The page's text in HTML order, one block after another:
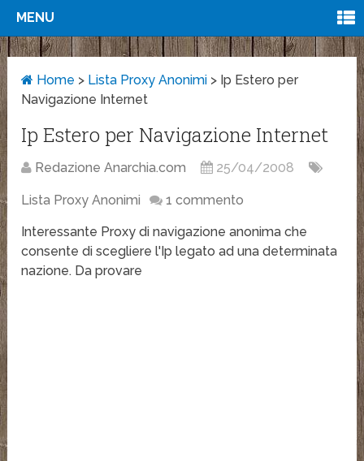
MENU
Home > Lista Proxy Anonimi > Ip Estero per
Navigazione Internet
Ip Estero per Navigazione Internet
Redazione Anarchia.com 25/04/2008
Lista Proxy Anonimi 1 commento
Interessante Proxy di navigazione anonima che
consente di scegliere l'Ip legato ad una determinata
nazione. Da provare